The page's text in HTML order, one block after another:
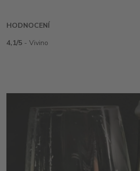
HODNOCENÍ
4,1/5 - Vivino